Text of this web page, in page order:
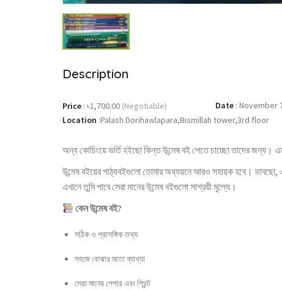
Description
Price : ৳1,700.00 (Negotiable) Date : November
Location :Palash Dorihawlapara,Bismillah tower,3rd floor
অন্য কোচিংয়ে ভর্তি হইছো কিন্ত উন্মেষ বই পেতে চাচ্ছো তাদের জন্য।
উন্মেষ বইয়ের পাঠ্যবইগুলো তোমার অধ্যয়নে আরও সহায়ক হবে। ভাবছো,
এখানে তুমি পাবে সেরা মানের উন্মেষ বইগুলো সাশ্রয়ী মূল্যে।
কেন উন্মেষ বই?
সঠিক ও প্রাসঙ্গিক তথ্য
সহজে বোঝার মতো ব্যাখ্যা
সেরা মানের পেপার এবং প্রিন্ট